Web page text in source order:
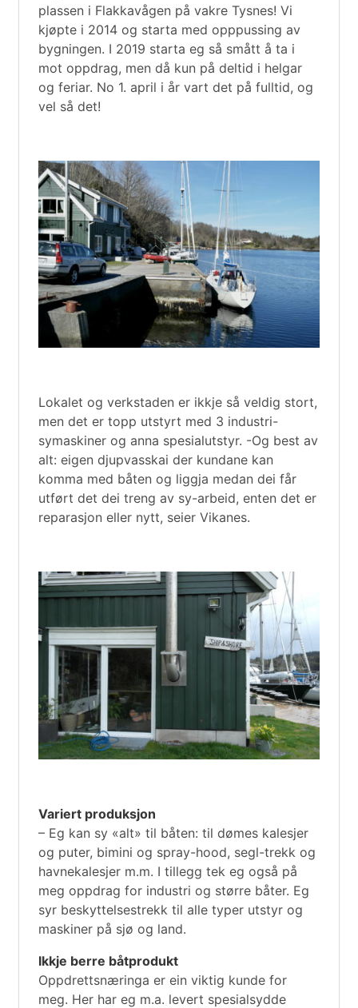
plassen i Flakkavågen på vakre Tysnes! Vi
kjøpte i 2014 og starta med opppussing av
bygningen. I 2019 starta eg så smått å ta i
mot oppdrag, men då kun på deltid i helgar
og feriar. No 1. april i år vart det på fulltid, og
vel så det!
Lokalet og verkstaden er ikkje så veldig stort,
men det er topp utstyrt med 3 industri-
symaskiner og anna spesialutstyr. -Og best av
alt: eigen djupvasskai der kundane kan
komma med båten og liggja medan dei får
utført det dei treng av sy-arbeid, enten det er
reparasjon eller nytt, seier Vikanes.
Variert produksjon
– Eg kan sy «alt» til båten: til dømes kalesjer
og puter, bimini og spray-hood, segl-trekk og
havnekalesjer m.m. I tillegg tek eg også på
meg oppdrag for industri og større båter. Eg
syr beskyttelsestrekk til alle typer utstyr og
maskiner på sjø og land.
Ikkje berre båtprodukt
Oppdrettsnæringa er ein viktig kunde for
meg. Her har eg m.a. levert spesialsydde